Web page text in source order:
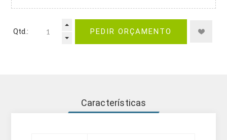
Qtd.: PEDIR ORÇAMENTO
Características